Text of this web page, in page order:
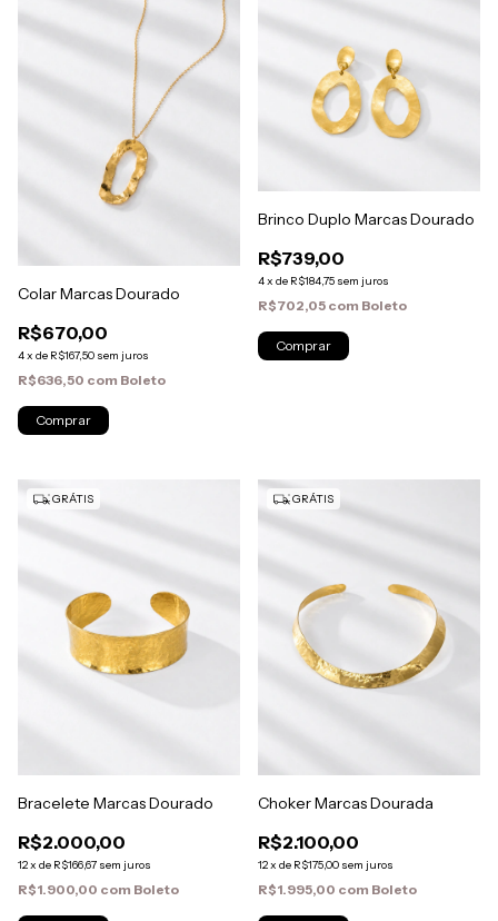
Colar Marcas Dourado
R$670,00
4x de R$167,50 sem juros
R$636,50 com Boleto
Brinco Duplo Marcas Dourado
R$739,00
4x de R$184,75 sem juros
R$702,05 com Boleto
GRÁTIS
Bracelete Marcas Dourado
R$2.000,00
12x de R$166,67 sem juros
R$1.900,00 com Boleto
GRÁTIS
Choker Marcas Dourada
R$2.100,00
12x de R$175,00 sem juros
R$1.995,00 com Boleto